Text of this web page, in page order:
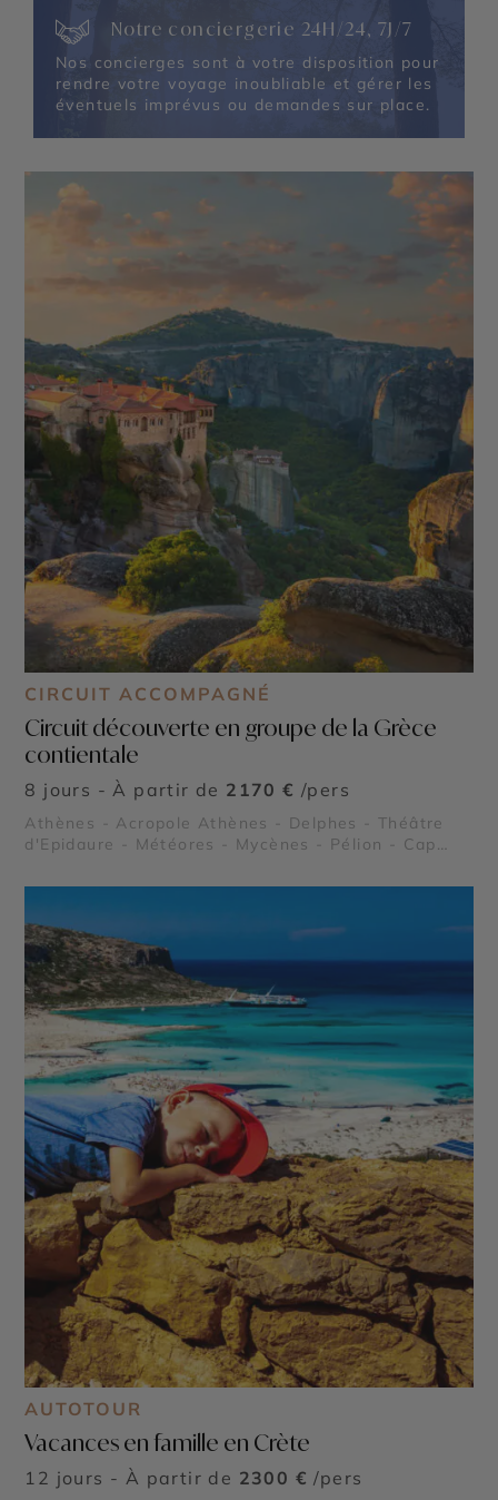
Notre conciergerie 24H/24, 7J/7
Nos concierges sont à votre disposition pour
rendre votre voyage inoubliable et gérer les
éventuels imprévus ou demandes sur place.
CIRCUIT ACCOMPAGNÉ
Circuit découverte en groupe de la Grèce
contientale
8 jours - À partir de 2170 € /pers
Athènes - Acropole Athènes - Delphes - Théâtre
d'Epidaure - Météores - Mycènes - Pélion - Cap
AUTOTOUR
Vacances en famille en Crète
12 jours - À partir de 2300 € /pers